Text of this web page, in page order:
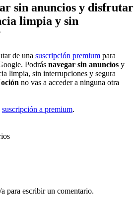
sin anuncios y disfrutar
limpia y sin
de una suscripción premium para
Podrás navegar sin anuncios y
limpia, sin interrupciones y segura
no vas a acceder a ninguna otra
suscripción a premium.
para escribir un comentario.